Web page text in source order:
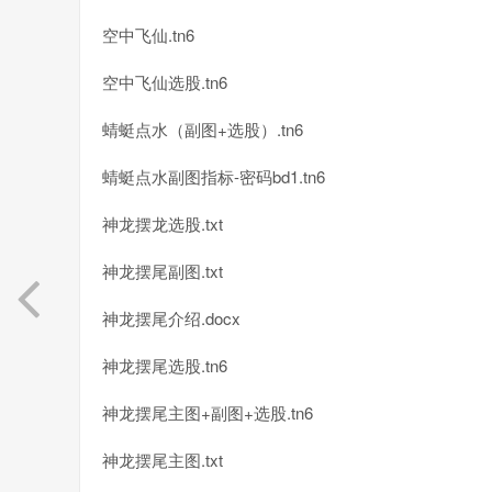
空中飞仙.tn6
空中飞仙选股.tn6
蜻蜓点水（副图+选股）.tn6
蜻蜓点水副图指标-密码bd1.tn6
神龙摆龙选股.txt
神龙摆尾副图.txt
神龙摆尾介绍.docx
神龙摆尾选股.tn6
神龙摆尾主图+副图+选股.tn6
神龙摆尾主图.txt